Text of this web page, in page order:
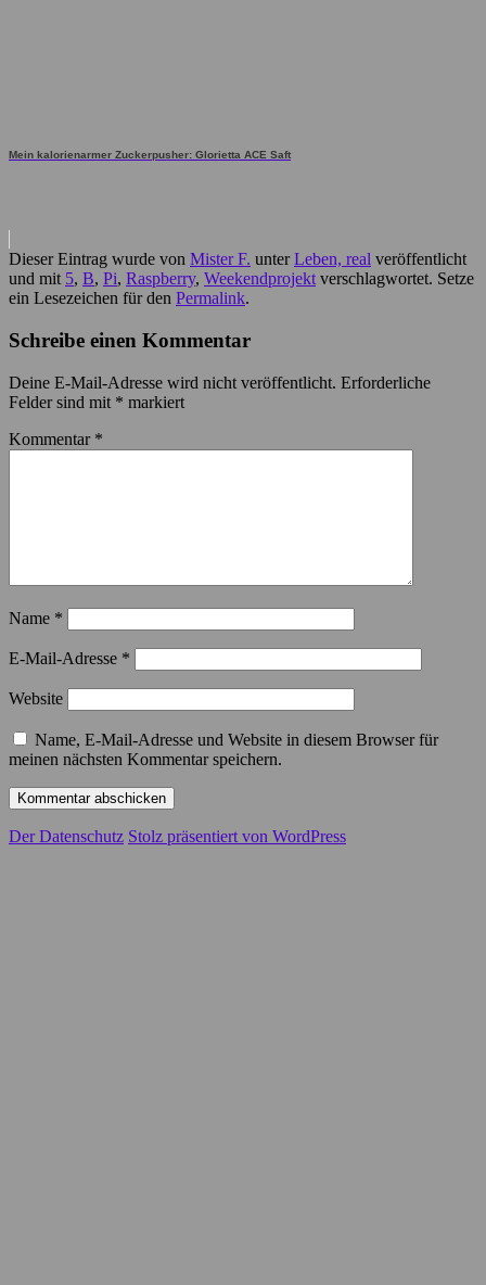
Mein kalorienarmer Zuckerpusher: Glorietta ACE Saft
Dieser Eintrag wurde von Mister F. unterLeben, real veröffentlicht
und mit 5, B, Pi, Raspberry, Weekendprojekt verschlagwortet. Setze
ein Lesezeichen für den Permalink.
Schreibe einen Kommentar
Deine E-Mail-Adresse wird nicht veröffentlicht. Erforderliche
Felder sind mit * markiert
Kommentar *
Name *
E-Mail-Adresse *
Website
Name, E-Mail-Adresse und Website in diesem Browser für
meinen nächsten Kommentar speichern.
Der Datenschutz Stolz präsentiert von WordPress